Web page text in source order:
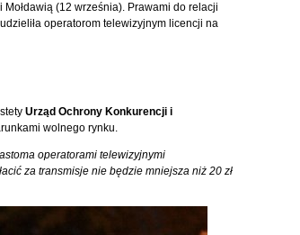
(12 września). Prawami do relacji
operatorom telewizyjnym licencji na
Urząd Ochrony Konkurencji i
wolnego rynku.
operatorami telewizyjnymi
za transmisje nie będzie mniejsza niż 20 zł